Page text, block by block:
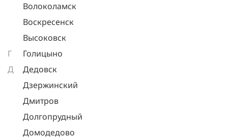
Волоколамск
Воскресенск
Высоковск
Г
Голицыно
Д
Дедовск
Дзержинский
Дмитров
Долгопрудный
Домодедово